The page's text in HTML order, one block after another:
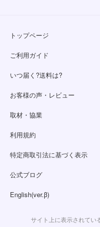
トップページ
ご利用ガイド
いつ届く?送料は?
お客様の声・レビュー
取材・協業
利用規約
特定商取引法に基づく表示
公式ブログ
English(ver.β)
サイト上に表示されてい